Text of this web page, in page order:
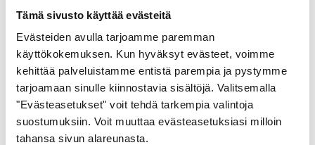
Tämä sivusto käyttää evästeitä
Evästeiden avulla tarjoamme paremman
käyttökokemuksen. Kun hyväksyt evästeet, voimme
kehittää palveluistamme entistä parempia ja pystymme
tarjoamaan sinulle kiinnostavia sisältöjä. Valitsemalla
"Evästeasetukset" voit tehdä tarkempia valintoja
suostumuksiin. Voit muuttaa evästeasetuksiasi milloin
tahansa sivun alareunasta.
Kirjautumisohjeet lähetetään tähän osoitteeseen.
Matkapuhelin*